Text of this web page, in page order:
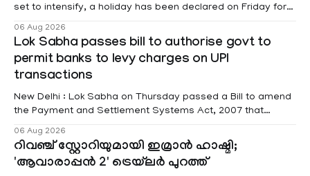
set to intensify, a holiday has been declared on Friday for
Kottayam, Wayanad and Kasaragod districts. Meanwhile, a
red alert remains in place on Thursday for Kottayam,
Pathanamtitta and Idukki districts. Following a red alert on
06 Aug 2026
Lok Sabha passes bill to authorise govt to
permit banks to levy charges on UPI
transactions
New Delhi : Lok Sabha on Thursday passed a Bill to amend
the Payment and Settlement Systems Act, 2007 that
service providers to levy charges on payments through
unified payments interface (UPI) and other notified
electronic payment modes. The amendment passed by the
06 Aug 2026
റിവഞ്ച് സ്റ്റോറിയുമായി ഇമ്രാൻ ഹാഷ്മി;
'ആവാരാപ്പൻ 2' ട്രെയ്‌ലർ പുറത്ത്